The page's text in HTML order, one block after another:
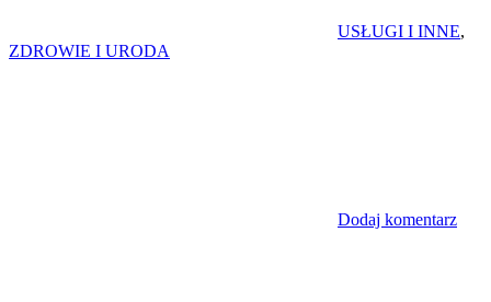
USŁUGI I INNE,
ZDROWIE I URODA
Dodaj komentarz